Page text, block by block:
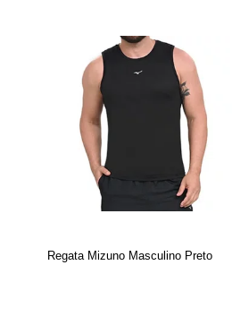
Regata Mizuno Masculino Preto